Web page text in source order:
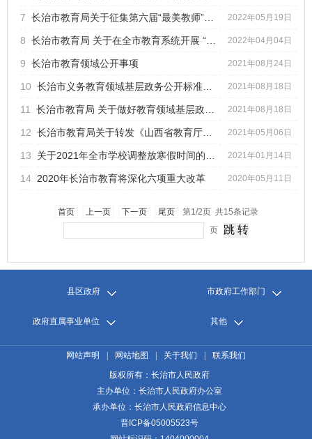
7 2022年05月19日
8 2022年04月04日
9 长治市教育领域公开事项 2021年08月24日
10 2021年08月18日
11 2021年08月18日
12 2021年05月06日
13 2021年01月14日
14 2020年长治市教育将深化六项重大改革 2020年05月11日
首页 上一页 下一页 尾页
第1/2页 共15条记录
页
县区政府 市政府工作部门
政府直属事业单位 其他
网站声明 网站地图 关于我们
联系我们
版权所有：长治市人民政府
主办单位：长治市人民政府办公室
承办单位：长治市人民政府信息中心
晋ICP备05005523号